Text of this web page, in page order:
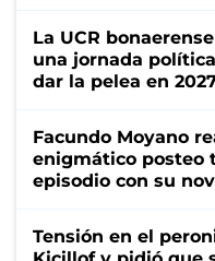
La UCR
una jornada
dar la pelea en
Facundo Moyano
enigmático posteo
episodio con su
Tensión en el